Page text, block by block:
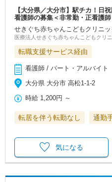
【大分県／大分市】駅チカ！日
看護師の募集＜非常勤・正看護師
せきぐち赤ちゃんこどもクリニッ
医療法人せきぐち赤ちゃんこどもクリ
転職支援サービス経由
看護師 / パート・アルバイト
大分県 大分市 高松1-1-2
時給 1,200円 ～
転居を伴う転勤なし 通勤
気になる